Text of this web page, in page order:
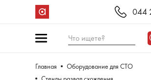
044
Что ищете?
Главная
Оборудование для СТО